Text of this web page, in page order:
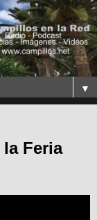
▼
Feria